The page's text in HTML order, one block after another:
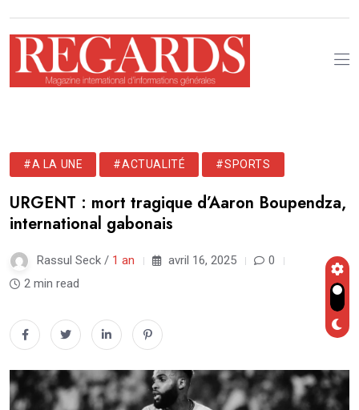
#A LA UNE #ACTUALITÉ #SPORTS
URGENT : mort tragique d’Aaron Boupendza,
international gabonais
Rassul Seck / 1 an avril 16, 2025
0
2 min read